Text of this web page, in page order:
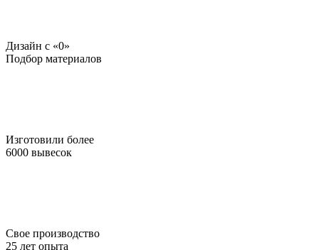
Дизайн c «0»
Подбор материалов
Изготовили более
6000 вывесок
Свое производство
25 лет опыта